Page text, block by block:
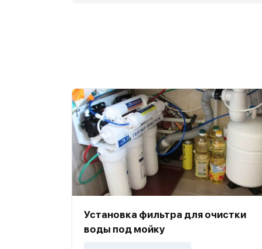
Установка фильтра для очистки
воды под мойку